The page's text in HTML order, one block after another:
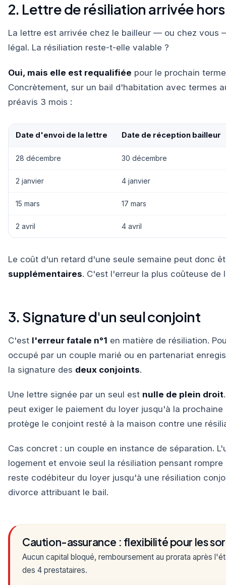
2. Lettre de résiliation arrivée
La lettre est arrivée chez le bailleur — ou chez vous
légal. La résiliation reste-t-elle valable ?
Oui, mais elle est requalifiée pour le prochain
Concrètement, sur un bail d'habitation avec termes
préavis 3 mois :
Date d'envoi de la lettre Date de réception bailleur
28 décembre 30 décembre
2 janvier 4 janvier
15 mars 17 mars
2 avril 4 avril
Le coût d'un retard d'une seule semaine peut donc
supplémentaires. C'est l'erreur la plus coûteuse de
3. Signature d'un seul conjoint
C'est l'erreur fatale n°1 en matière de résiliation.
occupé par un couple marié ou en partenariat
la signature des deux conjoints.
Une lettre signée par un seul est nulle de plein droit
peut exiger le paiement du loyer jusqu'à la
protège le conjoint resté à la maison contre une
Cas concret : un couple en instance de séparation.
logement et envoie seul la résiliation pensant
reste codébiteur du loyer jusqu'à une résiliation
divorce attribuant le bail.
Caution-assurance : flexibilité pour les
Aucun capital bloqué, remboursement au prorata après
des 4 prestataires.